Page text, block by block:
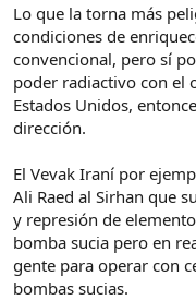
Lo que la torna más
condiciones de
convencional, pero sí
poder radiactivo con el
Estados Unidos,
dirección.
El Vevak Iraní por
Ali Raed al Sirhan que
y represión de
bomba sucia pero en
gente para operar con
bombas sucias.